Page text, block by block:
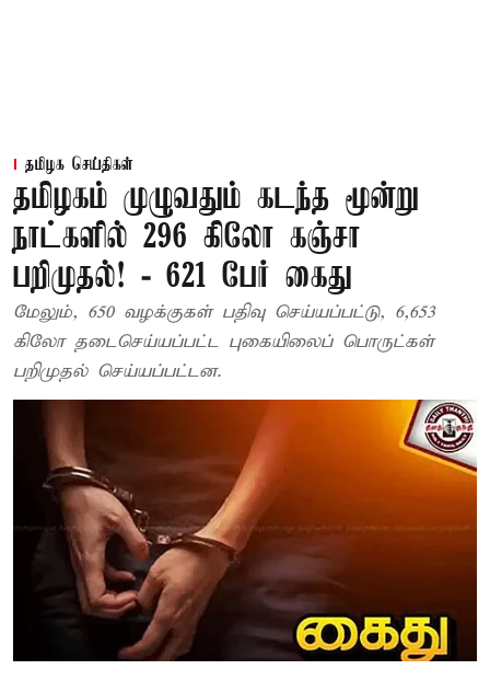
தமிழக செய்திகள்
தமிழகம் முழுவதும் கடந்த மூன்று
நாட்களில் 296 கிலோ கஞ்சா
பறிமுதல்! - 621 பேர் கைது
மேலும், 650 வழக்குகள் பதிவு செய்யப்பட்டு, 6,653
கிலோ தடைசெய்யப்பட்ட புகையிலைப் பொருட்கள்
பறிமுதல் செய்யப்பட்டன.